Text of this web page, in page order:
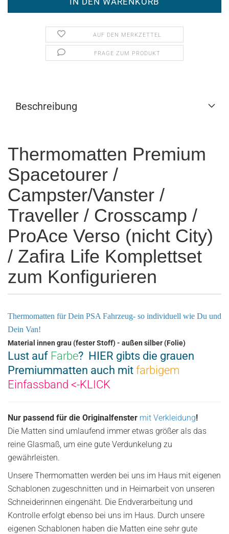
AUF DEN MERKZETTEL
FRAGE ZUM PRODUKT
Beschreibung
Thermomatten Premium
Spacetourer /
Campster/Vanster /
Traveller / Crosscamp /
ProAce Verso (nicht City)
/ Zafira Life Komplettset
zum Konfigurieren
Thermomatten für Dein PSA Fahrzeug- so individuell wie Du und
Dein Van!
Material innen grau (fester Stoff) - außen silber (Folie)
Lust auf Farbe? HIER gibts die grauen
Premiummatten auch mit farbigem
Einfassband <-KLICK
Nur passend für die Originalfenster mit Verkleidung!
Die Matten sind umlaufend immer etwas größer als das
reine Glasmaß, um eine gute Verdunkelung zu
gewährleisten.
Unsere Thermomatten werden bei uns im Haus mit eigenen
Schablonen zugeschnitten und in Heimarbeit von unseren
Schneiderinnen eingenäht. Die Endverarbeitung und
Kontrolle erfolgt ebenso bei uns im Haus. Durch unsere
eigenen Schablonen haben die Matten eine sehr gute